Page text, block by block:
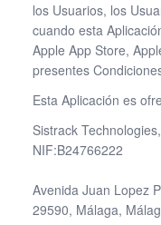
los Usuarios, los
cuando esta
Apple App Store,
presentes
Esta Aplicación es
Sistrack
NIF:B24766222
Avenida Juan Lopez
29590, Málaga,